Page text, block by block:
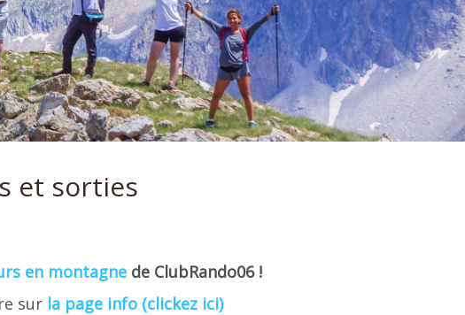
et sorties
en montagne de ClubRando06 !
sur la page info (clickez ici)